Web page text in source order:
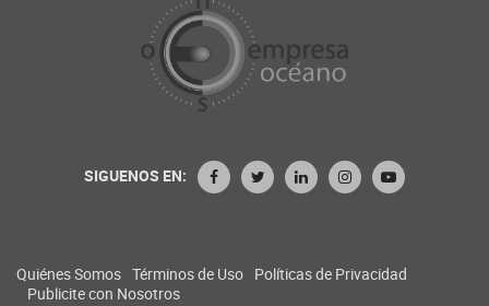
SIGUENOS EN:
Quiénes Somos Términos de Uso Políticas de Privacidad
Publicite con Nosotros